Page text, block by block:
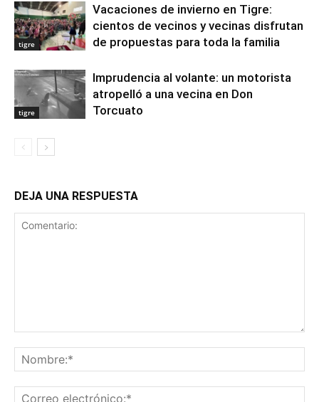
tigre
Vacaciones de invierno en Tigre:
cientos de vecinos y vecinas disfrutan
de propuestas para toda la familia
tigre
Imprudencia al volante: un motorista
atropelló a una vecina en Don
Torcuato
DEJA UNA RESPUESTA